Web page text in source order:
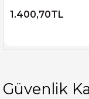
1.400,70TL
Güvenlik